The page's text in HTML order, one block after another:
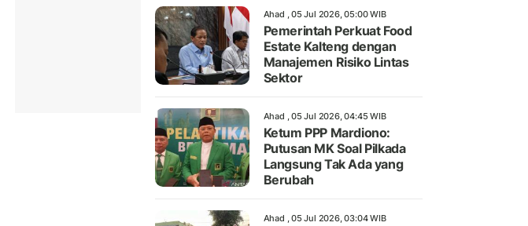
Ahad , 05 Jul 2026, 05:00 WIB
Pemerintah Perkuat Food
Estate Kalteng dengan
Manajemen Risiko Lintas
Sektor
Ahad , 05 Jul 2026, 04:45 WIB
Ketum PPP Mardiono:
Putusan MK Soal Pilkada
Langsung Tak Ada yang
Berubah
Ahad , 05 Jul 2026, 03:04 WIB